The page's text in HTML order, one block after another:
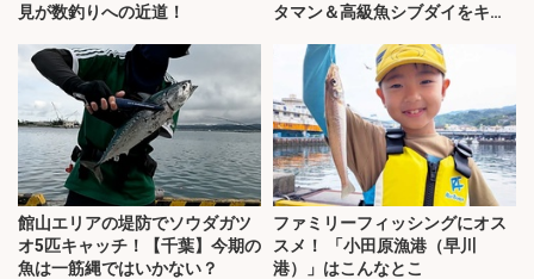
見が数釣りへの近道！
タマン＆高級魚シブダイをキャ
館山エリアの堤防でソウダガツ
オ5匹キャッチ！【千葉】今期の
魚は一筋縄ではいかない？
ファミリーフィッシングにオス
スメ！ 「小田原漁港（早川
港）」はこんなとこ